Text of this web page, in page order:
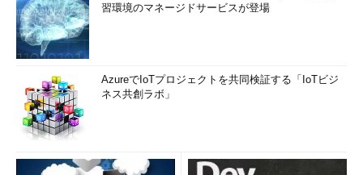
習環境のマネージドサービスが登場
AzureでIoTプロジェクトを共同検証する「IoTビジ
ネス共創ラボ」